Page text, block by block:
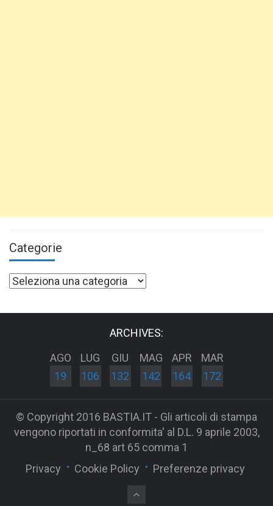
Categorie
Categorie
ARCHIVES:
AGO
19
LUG
106
GIU
132
MAG
142
APR
164
MAR
172
© Copyright 2016 BASTIA.IT - Gli articoli di stampa
vengono riportati in conformita' al D.L. 9 aprile 2003,
n_68 art 65 comma 1
Privacy
Cookie Policy Preferenze privacy